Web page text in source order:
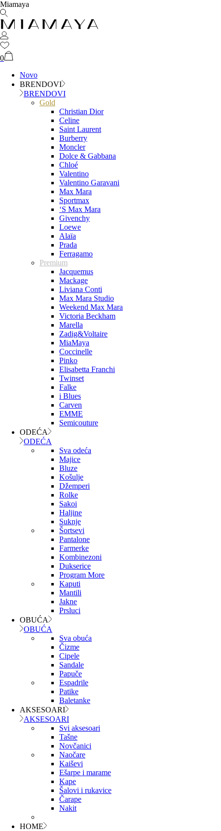
Miamaya
0
Novo
BRENDOVI
BRENDOVI
Gold
Christian Dior
Celine
Saint Laurent
Burberry
Moncler
Dolce & Gabbana
Chloé
Valentino
Valentino Garavani
Max Mara
Sportmax
‘S Max Mara
Givenchy
Loewe
Alaïa
Prada
Ferragamo
Premium
Jacquemus
Mackage
Liviana Conti
Max Mara Studio
Weekend Max Mara
Victoria Beckham
Marella
Zadig&Voltaire
MiaMaya
Coccinelle
Pinko
Elisabetta Franchi
Twinset
Falke
i Blues
Carven
EMME
Semicouture
ODEĆA
ODEĆA
Sva odeća
Majice
Bluze
Košulje
Džemperi
Rolke
Sakoi
Haljine
Suknje
Šortsevi
Pantalone
Farmerke
Kombinezoni
Dukserice
Program More
Kaputi
Mantili
Jakne
Prsluci
OBUĆA
OBUĆA
Sva obuća
Čizme
Cipele
Sandale
Papuče
Espadrile
Patike
Baletanke
AKSESOARI
AKSESOARI
Svi aksesoari
Tašne
Novčanici
Naočare
Kaiševi
Ešarpe i marame
Kape
Šalovi i rukavice
Čarape
Nakit
HOME